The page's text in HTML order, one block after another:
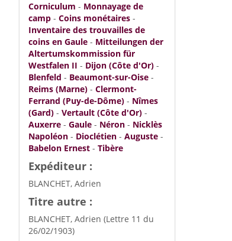
Corniculum - Monnayage de
camp- Coins monétaires-
Inventaire des trouvailles de
coins en Gaule- Mitteilungen der
Altertumskommission für
Westfalen II - Dijon (Côte d'Or)-
Blenfeld - Beaumont-sur-Oise-
Reims (Marne)- Clermont-
Ferrand (Puy-de-Dôme)- Nîmes
(Gard)- Vertault (Côte d'Or)-
Auxerre- Gaule- Néron- Nicklès
Napoléon- Dioclétien- Auguste-
Babelon Ernest- Tibère
Expéditeur :
BLANCHET, Adrien
Titre autre :
BLANCHET, Adrien (Lettre 11 du
26/02/1903)